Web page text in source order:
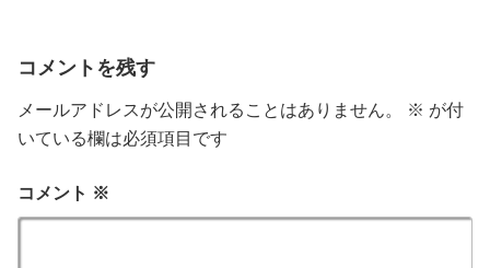
コメントを残す
メールアドレスが公開されることはありません。 ※ が付
いている欄は必須項目です
コメント ※